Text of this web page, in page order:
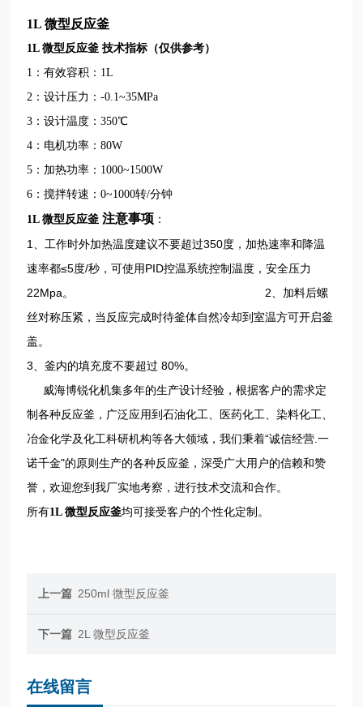
1L 微型反应釜
1L 微型 反应釜 技术指标（仅供参考）
1 ：有效容积：1L
2 ：设计压力：-0.1~35MPa
3 ：设计温度：350℃
4 ： 电机功率：80W
5 ： 加热功率：1000~1500W
6 ：搅拌转速：0~1000转/分钟
1L 微型 反应釜注意事项 ：
1、工作时外加热温度建议不要超过350度，加热速率和降温
速率都≤5度/秒，可使用PID控温系统控制温度，安全压力
22Mpa。 2、加料后螺
丝对称压紧，当反应完成时待釜体自然冷却到室温方可开启釜
盖。
3、釜内的填充度不要超过 80%。
威海博锐化机集多年的生产设计经验，根据客户的需求定
制各种反应釜，广泛应用到石油化工、医药化工、染料化工、
冶金化学及化工科研机构等各大领域，我们秉着“诚信经营.一
诺千金"的原则生产的各种反应釜，深受广大用户的信赖和赞
誉，欢迎您到我厂实地考察，进行技术交流和合作。
所有1L 微型 反应釜均可接受客户的个性化定制。
上一篇 250ml 微型反应釜
下一篇 2L 微型反应釜
在线留言